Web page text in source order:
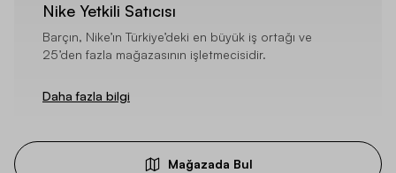
Nike Yetkili Satıcısı
Barçın, Nike’ın Türkiye’deki en büyük iş ortağı ve
25’den fazla mağazasının işletmecisidir.
Daha fazla bilgi
Mağazada Bul